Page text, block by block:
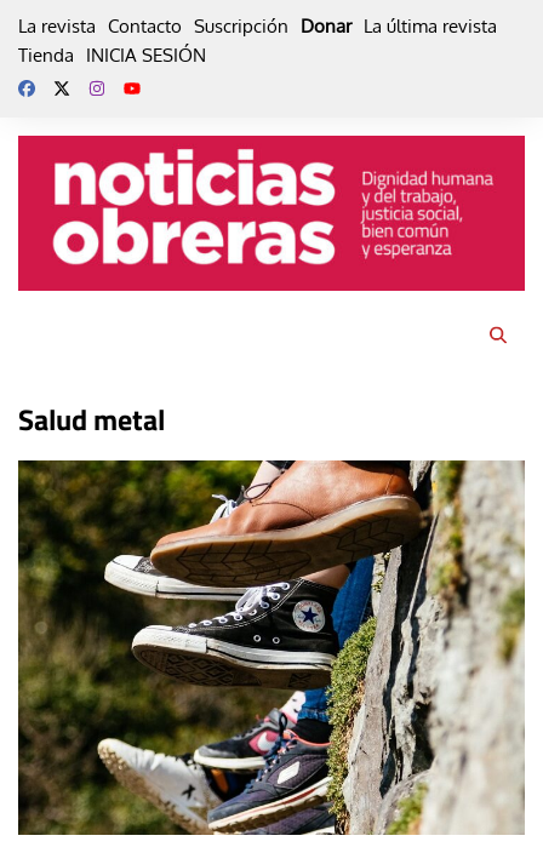
La revista Contacto Suscripción Donar La última revista
Tienda
INICIA SESIÓN
Salud metal